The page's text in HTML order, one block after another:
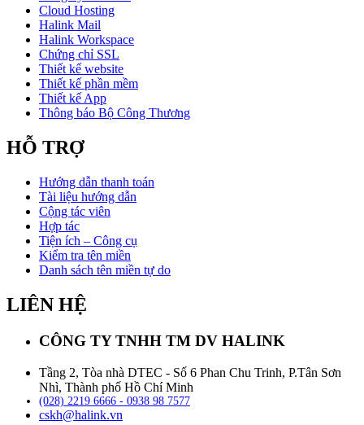
Cloud Hosting
Halink Mail
Halink Workspace
Chứng chỉ SSL
Thiết kế website
Thiết kế phần mềm
Thiết kế App
Thông báo Bộ Công Thương
HỖ TRỢ
Hướng dẫn thanh toán
Tài liệu hướng dẫn
Cộng tác viên
Hợp tác
Tiện ích – Công cụ
Kiểm tra tên miền
Danh sách tên miền tự do
LIÊN HỆ
CÔNG TY TNHH TM DV HALINK
Tầng 2, Tòa nhà DTEC - Số 6 Phan Chu Trinh, P.Tân Sơn
Nhì, Thành phố Hồ Chí Minh
(028) 2219 6666 - 0938 98 7577
cskh@halink.vn